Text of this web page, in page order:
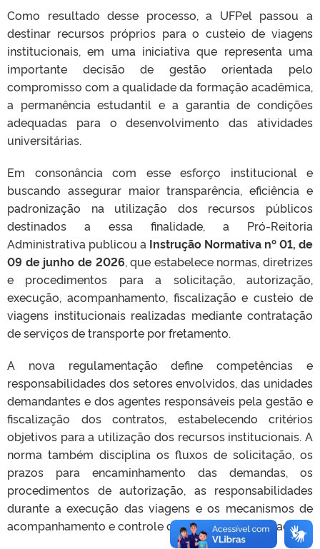
Como resultado desse processo, a UFPel passou a
destinar recursos próprios para o custeio de viagens
institucionais, em uma iniciativa que representa uma
importante decisão de gestão orientada pelo
compromisso com a qualidade da formação acadêmica,
a permanência estudantil e a garantia de condições
adequadas para o desenvolvimento das atividades
universitárias.
Em consonância com esse esforço institucional e
buscando assegurar maior transparência, eficiência e
padronização na utilização dos recursos públicos
destinados a essa finalidade, a Pró-Reitoria
Administrativa publicou a Instrução Normativa nº 01, de
09 de junho de 2026, que estabelece normas, diretrizes
e procedimentos para a solicitação, autorização,
execução, acompanhamento, fiscalização e custeio de
viagens institucionais realizadas mediante contratação
de serviços de transporte por fretamento.
A nova regulamentação define competências e
responsabilidades dos setores envolvidos, das unidades
demandantes e dos agentes responsáveis pela gestão e
fiscalização dos contratos, estabelecendo critérios
objetivos para a utilização dos recursos institucionais. A
norma também disciplina os fluxos de solicitação, os
prazos para encaminhamento das demandas, os
procedimentos de autorização, as responsabilidades
durante a execução das viagens e os mecanismos de
acompanhamento e controle das atividades realizadas.